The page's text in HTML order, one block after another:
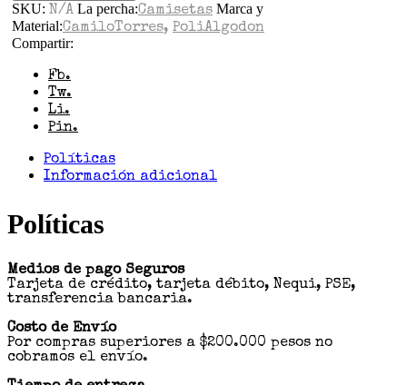
SKU: N/A La percha:Camisetas Marca y
Material:CamiloTorres, PoliAlgodon
Compartir:
Fb.
Tw.
Li.
Pin.
Políticas
Información adicional
Políticas
Medios de pago Seguros
Tarjeta de crédito, tarjeta débito, Nequi, PSE,
transferencia bancaria.
Costo de Envío
Por compras superiores a $200.000 pesos no
cobramos el envío.